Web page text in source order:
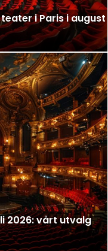
i Paris i august
2026: vårt utvalg